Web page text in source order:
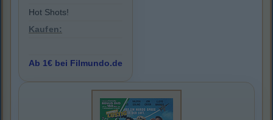
Hot Shots!
Kaufen:
Ab 1€ bei Filmundo.de